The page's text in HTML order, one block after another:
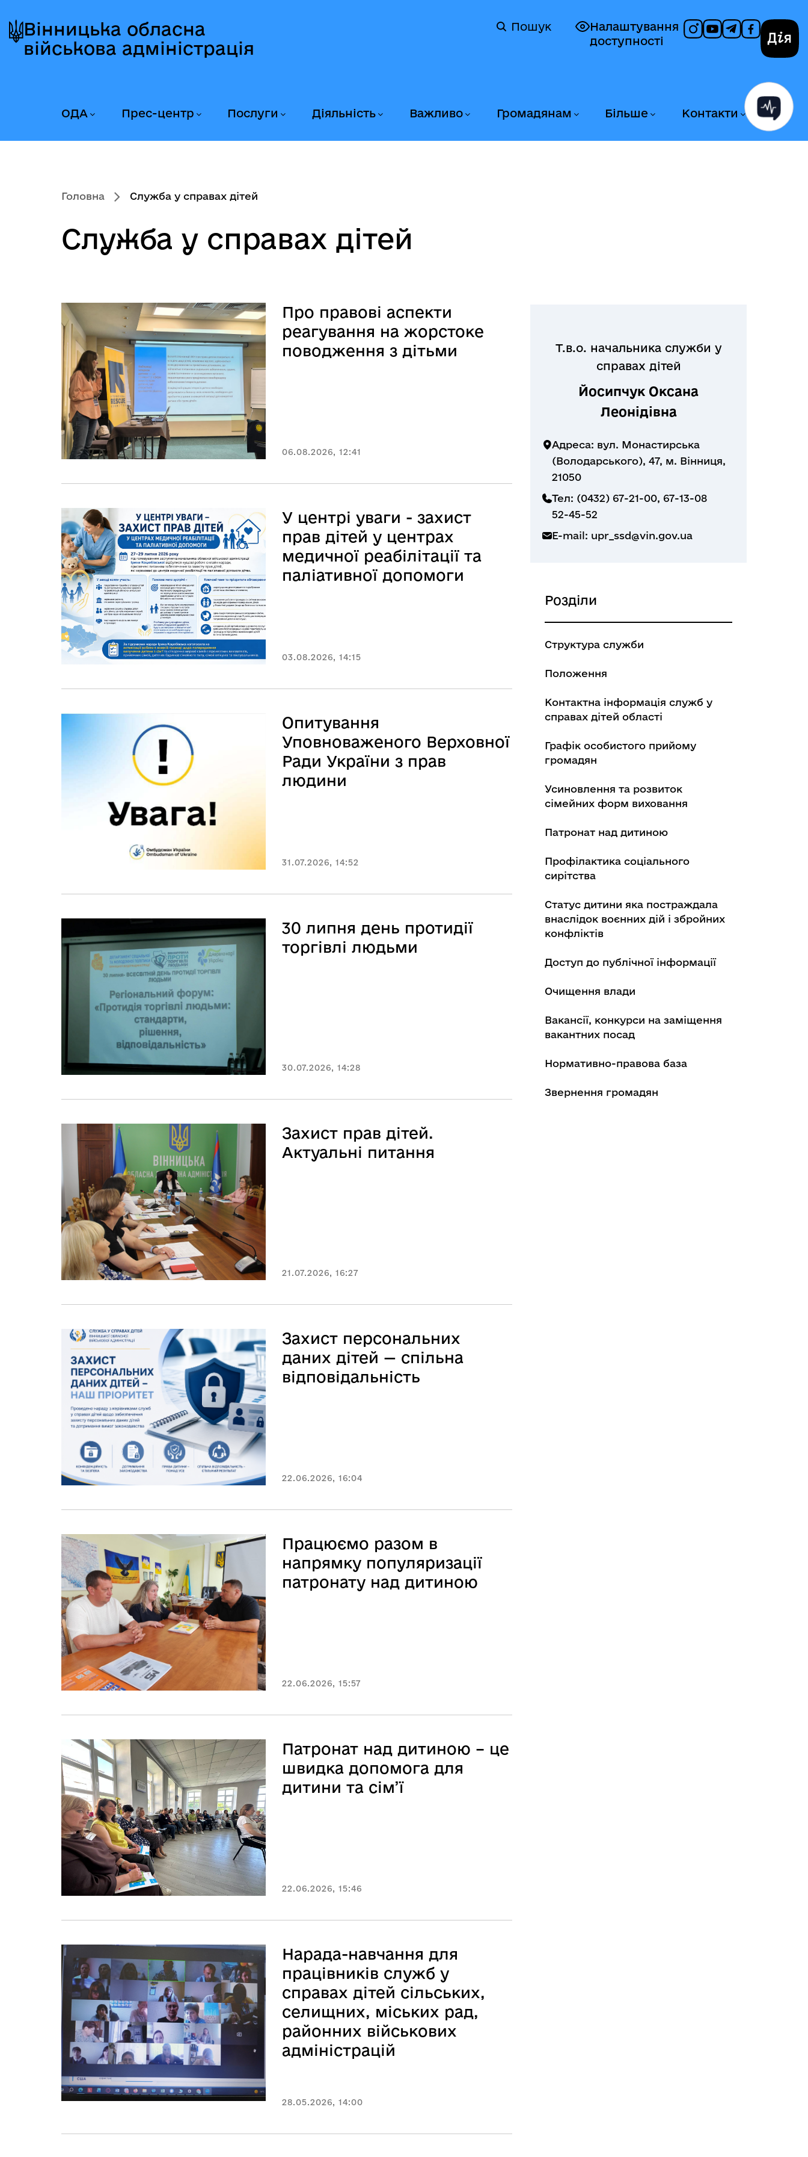
до
головного
до
головного
вмісту
до
головного
колонтитула
Вінницька обласна
військова адміністрація
Налаштування
доступності
Пошук
ОДА Прес-центр Послуги Діяльність Важливо Громадянам Більше Контакти
Головна Служба у справах дітей
Служба у справах дітей
Про правові аспекти
реагування на жорстоке
поводження з дітьми
06.08.2026, 12:41
У центрі уваги - захист
прав дітей у центрах
медичної реабілітації та
паліативної допомоги
03.08.2026, 14:15
Опитування
Уповноваженого Верховної
Ради України з прав
людини
31.07.2026, 14:52
30 липня день протидії
торгівлі людьми
30.07.2026, 14:28
Захист прав дітей.
Актуальні питання
21.07.2026, 16:27
Захист персональних
даних дітей — спільна
відповідальність
22.06.2026, 16:04
Працюємо разом в
напрямку популяризації
патронату над дитиною
22.06.2026, 15:57
Патронат над дитиною – це
швидка допомога для
дитини та сім’ї
22.06.2026, 15:46
Нарада-навчання для
працівників служб у
справах дітей сільських,
селищних, міських рад,
районних військових
адміністрацій
28.05.2026, 14:00
Т.в.о. начальника служби у
справах дітей
Йосипчук Оксана
Леонідівна
Адреса: вул. Монастирська
(Володарського), 47, м. Вінниця,
21050
Тел: (0432) 67-21-00, 67-13-08
52-45-52
E-mail: upr_ssd@vin.gov.ua
Розділи
Структура служби
Положення
Контактна інформація служб у
справах дітей області
Графік особистого прийому
громадян
Усиновлення та розвиток
сімейних форм виховання
Патронат над дитиною
Профілактика соціального
сирітства
Статус дитини яка постраждала
внаслідок воєнних дій і збройних
конфліктів
Доступ до публічної інформації
Очищення влади
Вакансії, конкурси на заміщення
вакантних посад
Нормативно-правова база
Звернення громадян